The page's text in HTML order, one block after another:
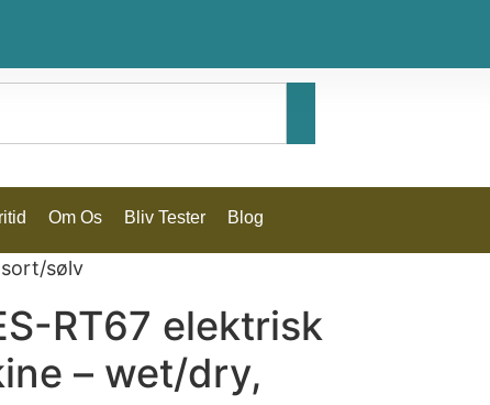
Om Os Bliv Tester Blog
sort/sølv
RT67 elektrisk
– wet/dry,